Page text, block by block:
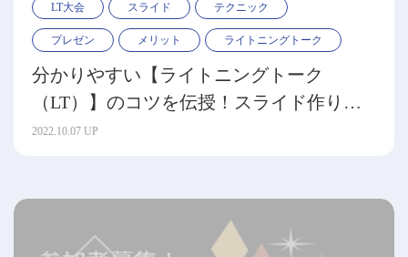
LT大会 スライド テクニック
プレゼン メリット ライトニングトーク
分かりやすい【ライトニングトーク
（LT）】のコツを伝授！スライド作りも
成功の鍵
2022.10.07 UP